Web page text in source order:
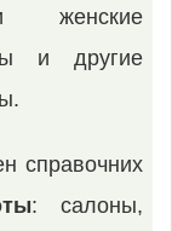
женские
и другие
справочних
: салоны,